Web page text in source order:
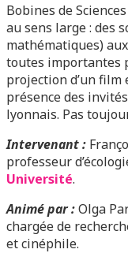
Bobines de
au sens large : des
mathématiques)
toutes importantes
projection d’un film
présence des
lyonnais. Pas
Intervenant :
professeur
Université.
Animé par :Olga
chargée de
et cinéphile.